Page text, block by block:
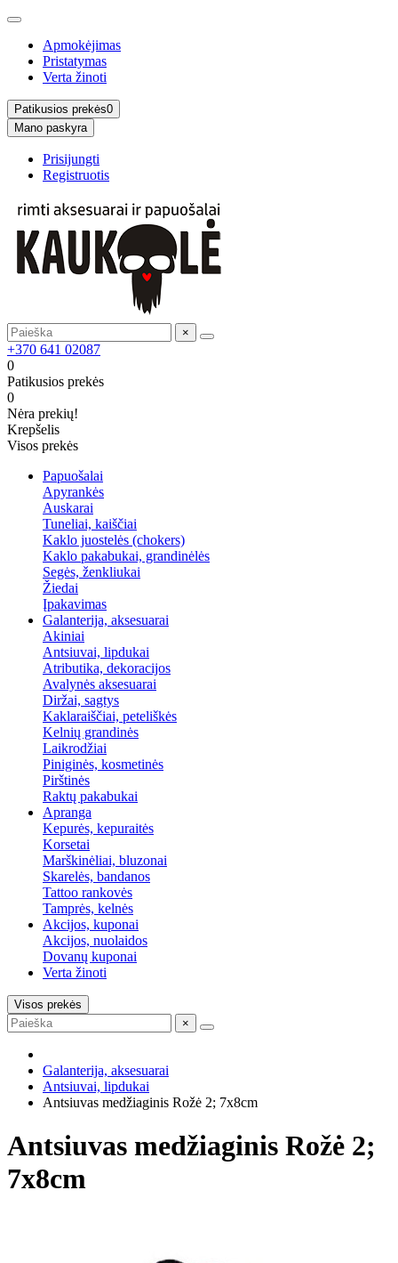
Apmokėjimas
Pristatymas
Verta žinoti
Patikusios prekės0
Mano paskyra
Prisijungti
Registruotis
×
+370 641 02087
0
Patikusios prekės
0
Nėra prekių!
Krepšelis
Visos prekės
Papuošalai
Apyrankės
Auskarai
Tuneliai, kaiščiai
Kaklo juostelės (chokers)
Kaklo pakabukai, grandinėlės
Segės, ženkliukai
Žiedai
Įpakavimas
Galanterija, aksesuarai
Akiniai
Antsiuvai, lipdukai
Atributika, dekoracijos
Avalynės aksesuarai
Diržai, sagtys
Kaklaraiščiai, peteliškės
Kelnių grandinės
Laikrodžiai
Piniginės, kosmetinės
Pirštinės
Raktų pakabukai
Apranga
Kepurės, kepuraitės
Korsetai
Marškinėliai, bluzonai
Skarelės, bandanos
Tattoo rankovės
Tamprės, kelnės
Akcijos, kuponai
Akcijos, nuolaidos
Dovanų kuponai
Verta žinoti
Visos prekės
×
Galanterija, aksesuarai
Antsiuvai, lipdukai
Antsiuvas medžiaginis Rožė 2; 7x8cm
Antsiuvas medžiaginis Rožė 2;
7x8cm